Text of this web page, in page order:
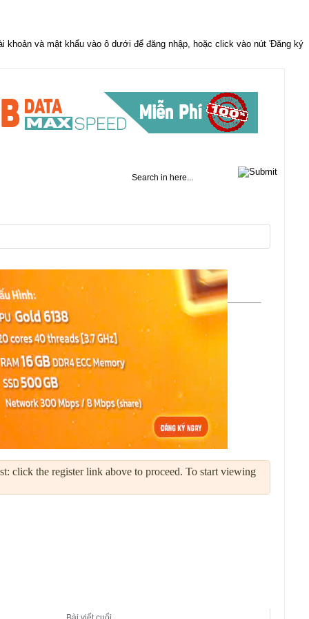
click the register link above to proceed. To start viewing